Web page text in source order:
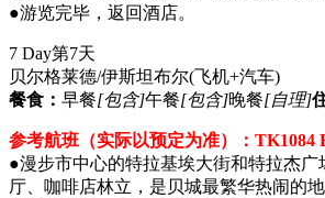
●游览完毕，返回酒店。
7 Day第7天
贝尔格莱德/伊斯坦布尔(飞机+汽车)
餐食： 早餐[包含]午餐[包含]晚餐[自理]
参考航班（实际以预定为准）：TK1084
●漫步市中心的特拉基埃大街和特拉杰广
厅、咖啡店林立，是贝城最繁华热闹的